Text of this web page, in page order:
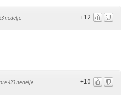
+12
nedelje
+10
423 nedelje